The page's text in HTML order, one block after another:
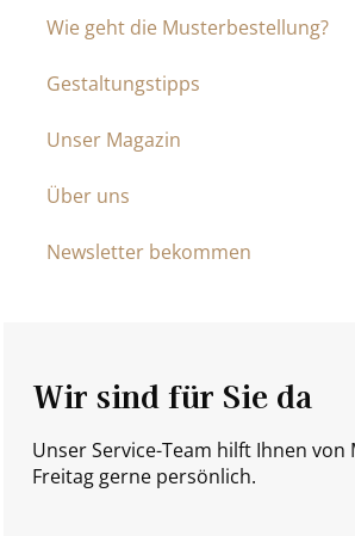
Wie geht die Musterbestellung?
Gestaltungstipps
Unser Magazin
Über uns
Newsletter bekommen
Wir sind für Sie da
Unser Service-Team hilft Ihnen von
Freitag gerne persönlich.